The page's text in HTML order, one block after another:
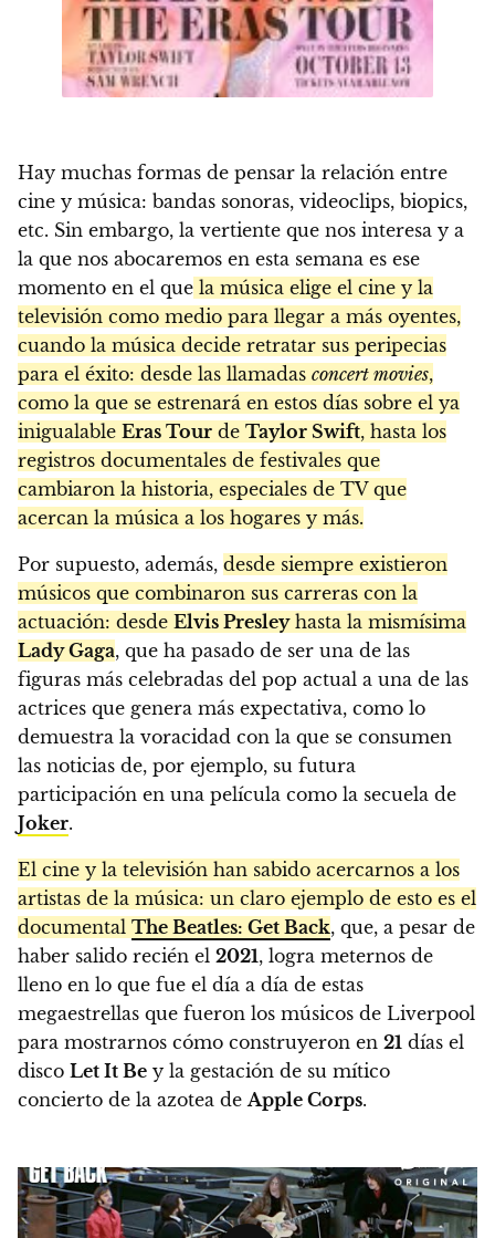
Hay muchas formas de pensar la relación entre
cine y música: bandas sonoras, videoclips, biopics,
etc. Sin embargo, la vertiente que nos interesa y a
la que nos abocaremos en esta semana es ese
momento en el que la música elige el cine y la
televisión como medio para llegar a más oyentes,
cuando la música decide retratar sus peripecias
para el éxito: desde las llamadas concert movies,
como la que se estrenará en estos días sobre el ya
inigualable Eras Tour de Taylor Swift, hasta los
registros documentales de festivales que
cambiaron la historia, especiales de TV que
acercan la música a los hogares y más.
Por supuesto, además, desde siempre existieron
músicos que combinaron sus carreras con la
actuación: desde Elvis Presleyhasta la mismísima
Lady Gaga, que ha pasado de ser una de las
figuras más celebradas del pop actual a una de las
actrices que genera más expectativa, como lo
demuestra la voracidad con la que se consumen
las noticias de, por ejemplo, su futura
participación en una película como la secuela de
Joker.
El cine y la televisión han sabido acercarnos a los
artistas de la música: un claro ejemplo de esto es el
documental The Beatles: Get Back, que, a pesar de
haber salido recién el 2021, logra meternos de
lleno en lo que fue el día a día de estas
megaestrellas que fueron los músicos de Liverpool
para mostrarnos cómo construyeron en 21 días el
disco Let It Be y la gestación de su mítico
concierto de la azotea de Apple Corps.